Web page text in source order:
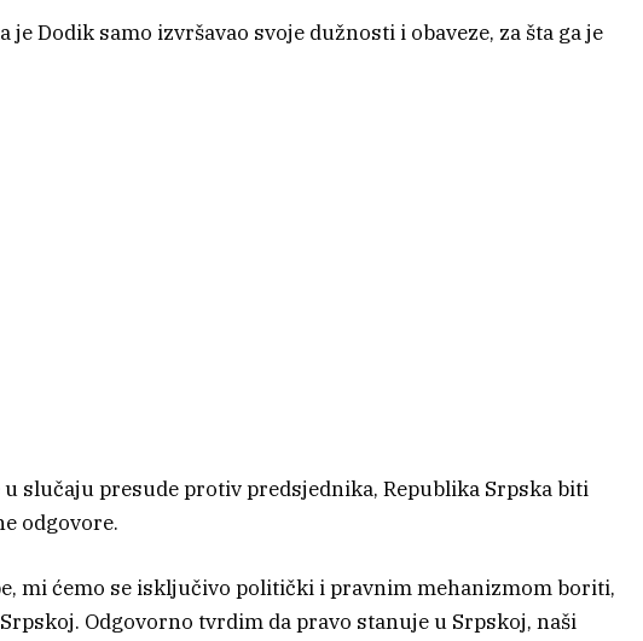
je Dodik samo izvršavao svoje dužnosti i obaveze, za šta ga je
u slučaju presude protiv predsjednika, Republika Srpska biti
odgovore.
mi ćemo se isključivo politički i pravnim mehanizmom boriti,
Odgovorno tvrdim da pravo stanuje u Srpskoj, naši